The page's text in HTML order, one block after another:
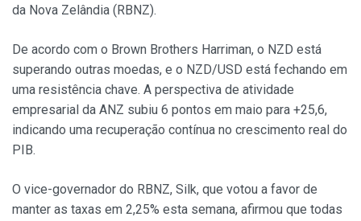
da Nova Zelândia (RBNZ).
De acordo com o Brown Brothers Harriman, o NZD está
superando outras moedas, e o NZD/USD está fechando em
uma resistência chave. A perspectiva de atividade
empresarial da ANZ subiu 6 pontos em maio para +25,6,
indicando uma recuperação contínua no crescimento real do
PIB.
O vice-governador do RBNZ, Silk, que votou a favor de
manter as taxas em 2,25% esta semana, afirmou que todas